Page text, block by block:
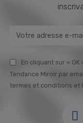
En cliquant sur «
Tendance Miroir par
termes et conditions et